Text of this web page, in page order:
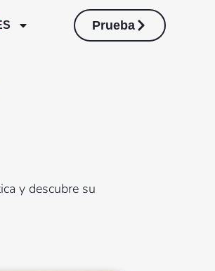
Prueba
y descubre su